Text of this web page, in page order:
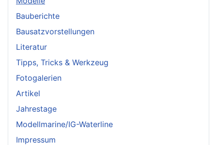
Bauberichte
Bausatzvorstellungen
Literatur
Tipps, Tricks & Werkzeug
Fotogalerien
Artikel
Jahrestage
Modellmarine/IG-Waterline
Impressum